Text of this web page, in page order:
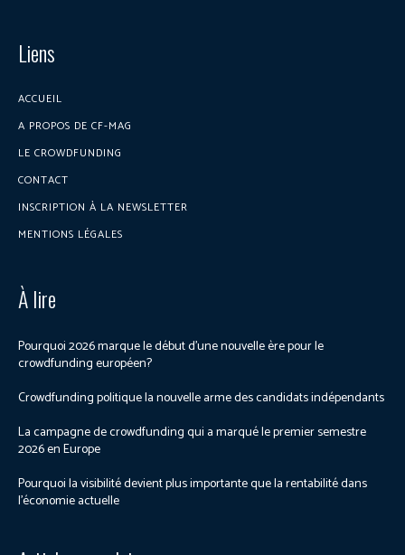
Liens
ACCUEIL
A PROPOS DE CF-MAG
LE CROWDFUNDING
CONTACT
INSCRIPTION À LA NEWSLETTER
MENTIONS LÉGALES
À lire
Pourquoi 2026 marque le début d’une nouvelle ère pour le
crowdfunding européen?
Crowdfunding politique la nouvelle arme des candidats indépendants
La campagne de crowdfunding qui a marqué le premier semestre
2026 en Europe
Pourquoi la visibilité devient plus importante que la rentabilité dans
l’économie actuelle